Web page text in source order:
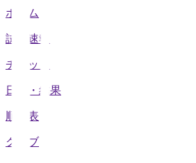
ホーム
試合速報
チケット
日程・結果
順位表
クラブ